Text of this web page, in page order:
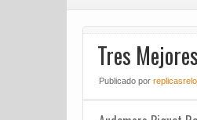
Tres
Publicado por